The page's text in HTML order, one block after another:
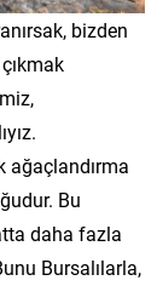
bizden
Bu
daha fazla
Bursalılarla,